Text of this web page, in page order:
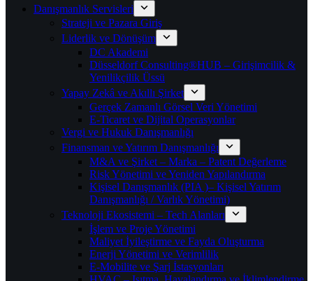
Danışmanlık Servisleri
Strateji ve Pazara Giriş
Liderlik ve Dönüşüm
DC Akademi
Düsseldorf Consulting®HUB – Girişimcilik &
Yenilikçilik Üssü
Yapay Zekâ ve Akıllı Şirket
Gerçek Zamanlı Görsel Veri Yönetimi
E-Ticaret ve Dijital Operasyonlar
Vergi ve Hukuk Danışmanlığı
Finansman ve Yatırım Danışmanlığı
M&A ve Şirket – Marka – Patent Değerleme
Risk Yönetimi ve Yeniden Yapılandırma
Kişisel Danışmanlık (PIA )– Kişisel Yatırım
Danışmanlığı / Varlık Yönetimi)
Teknoloji Ekosistemi – Tech Alanları
İşlem ve Proje Yönetimi
Maliyet İyileştirme ve Fayda Oluşturma
Enerji Yönetimi ve Verimlilik
E-Mobilite ve Şarj İstasyonları